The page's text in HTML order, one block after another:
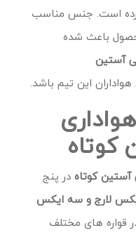
است. جنس مناسب
باعث شده
آستین
این تیم باشد.
کوتاه
آستین کوتاه در پنج
لارج و سه ایکس
قواره های مختلف